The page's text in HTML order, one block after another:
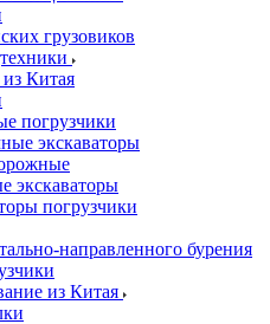
грузовиков
Китая
погрузчики
экскаваторы
экскаваторы
погрузчики
направленного бурения
из Китая